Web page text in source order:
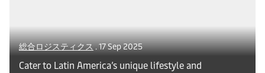
総合ロジスティクス. 17 Sep 2025
Cater to Latin America’s unique lifestyle and